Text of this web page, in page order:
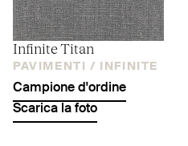
Infinite Titan
PAVIMENTI / INFINITE
Campione d'ordine
Scarica la foto